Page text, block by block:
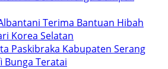
Terima Bantuan Hibah
Korea Selatan
Paskibraka Kabupaten Serang
Bunga Teratai